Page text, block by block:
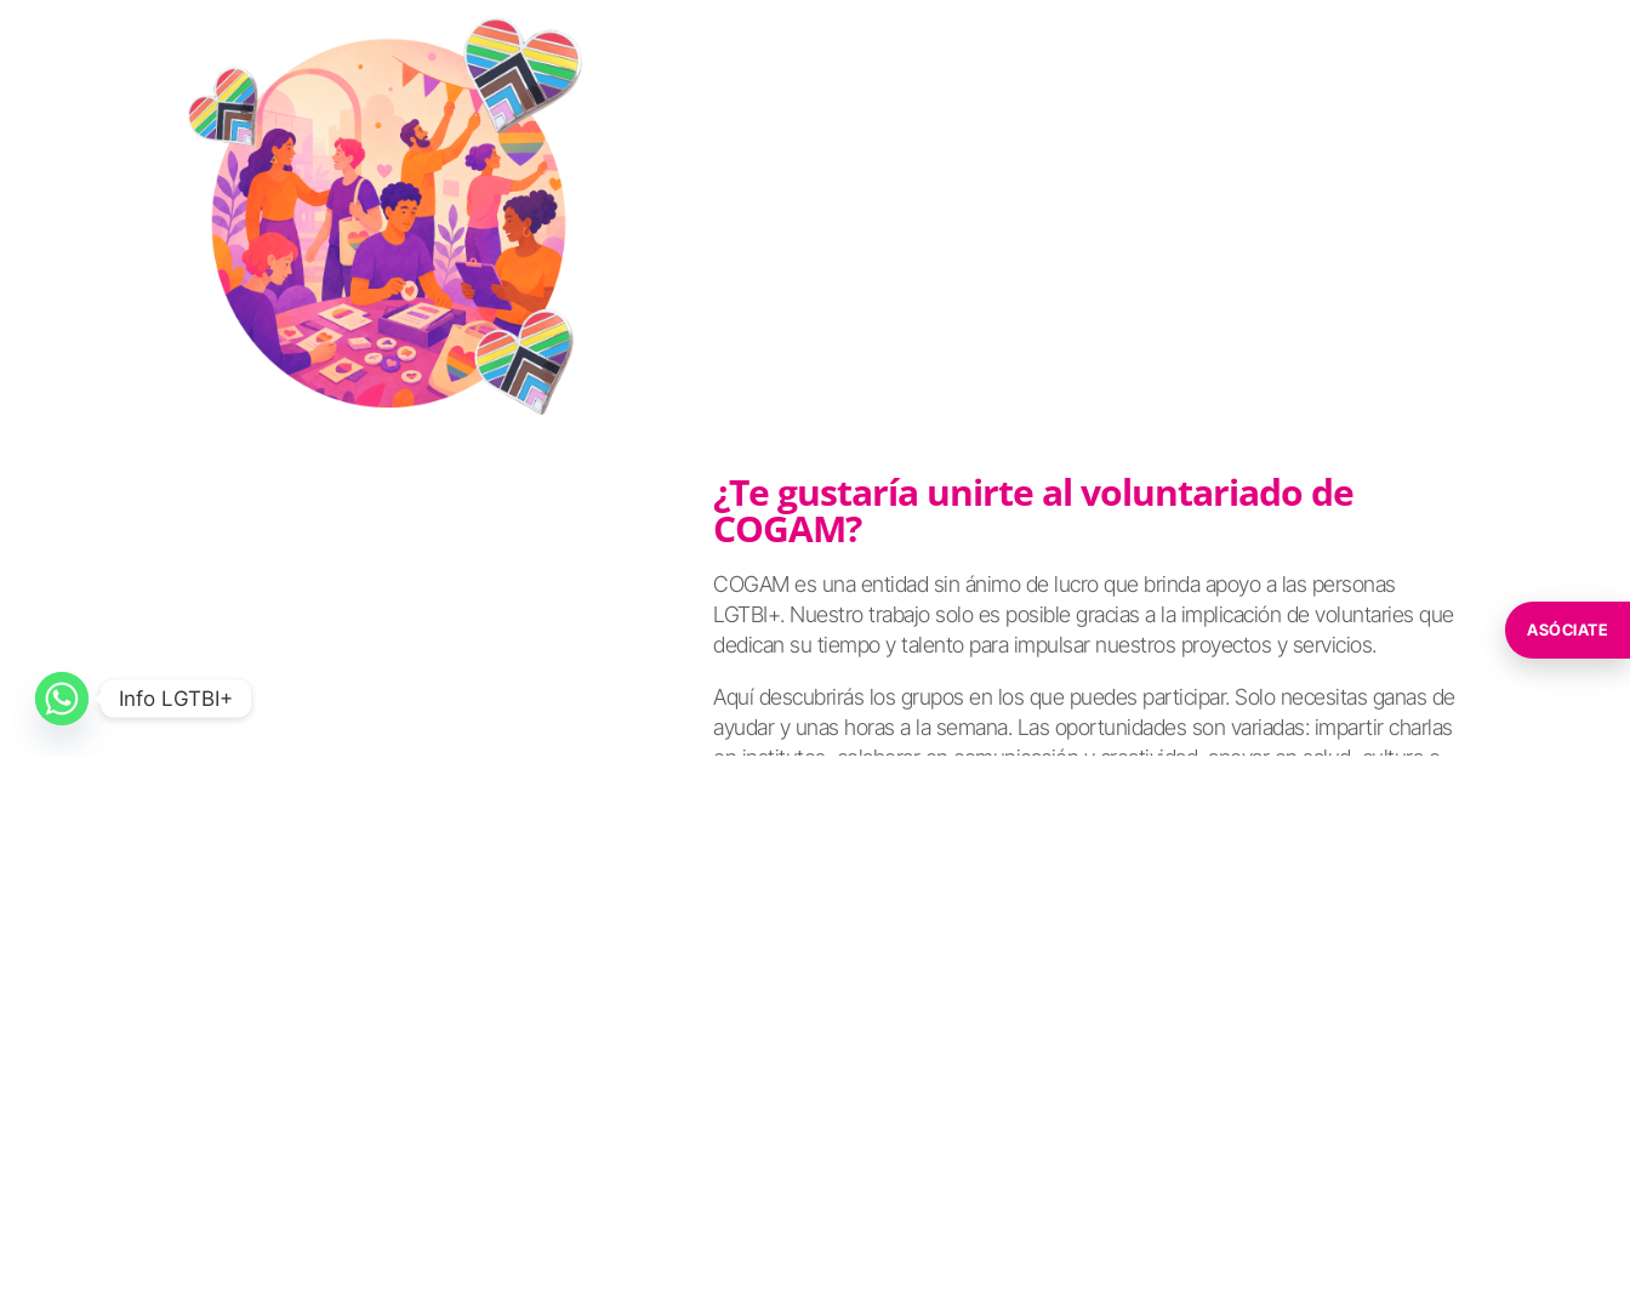
¿Te gustaría unirte al voluntariado de
COGAM?
COGAM es una entidad sin ánimo de lucro que brinda apoyo a las personas
LGTBI+. Nuestro trabajo solo es posible gracias a la implicación de voluntaries que
dedican su tiempo y talento para impulsar nuestros proyectos y servicios.
Aquí descubrirás los grupos en los que puedes participar. Solo necesitas ganas de
ayudar y unas horas a la semana. Las oportunidades son variadas: impartir charlas
en institutos, colaborar en comunicación y creatividad, apoyar en salud, cultura o
ASÓCIATE
Info LGTBI+